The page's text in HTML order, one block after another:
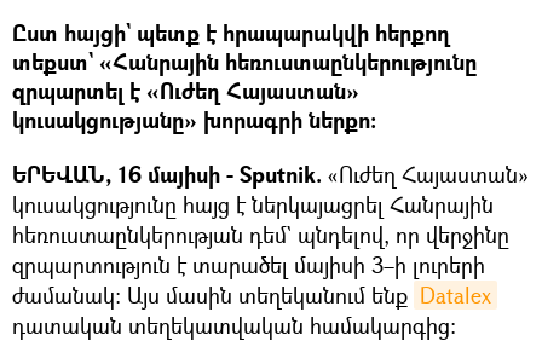
Ըստ հայցի` պետք է հրապարակվի հերքող
տեքստ` «Հանրային հեռուստաընկերությունը
զրպարտել է «Ուժեղ Հայաստան»
կուսակցությանը» խորագրի ներքո։
ԵՐԵՎԱՆ, 16 մայիսի - Sputnik. «Ուժեղ Հայաստան»
կուսակցությունը հայց է ներկայացրել Հանրային
հեռուստաընկերության դեմ` պնդելով, որ վերջինը
զրպարտություն է տարածել մայիսի 3–ի լուրերի
ժամանակ։ Այս մասին տեղեկանում ենք Datalex
դատական տեղեկատվական համակարգից։